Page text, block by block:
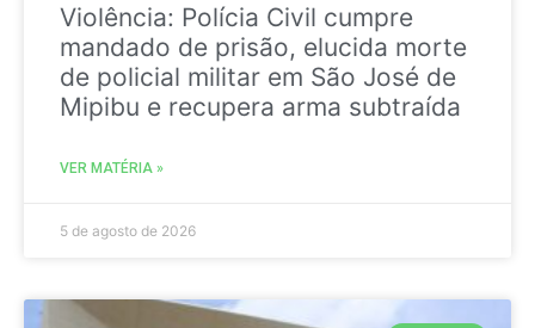
Violência: Polícia Civil cumpre
mandado de prisão, elucida morte
de policial militar em São José de
Mipibu e recupera arma subtraída
VER MATÉRIA »
5 de agosto de 2026